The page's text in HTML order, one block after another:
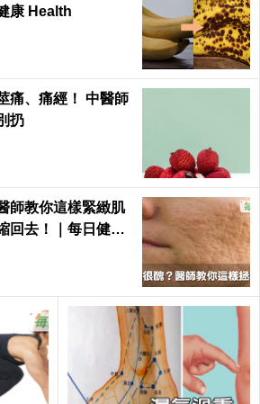
康 Health
痛、痛經！ 中醫師
扔
師教你這樣緊緻肌
回去！｜每日健康